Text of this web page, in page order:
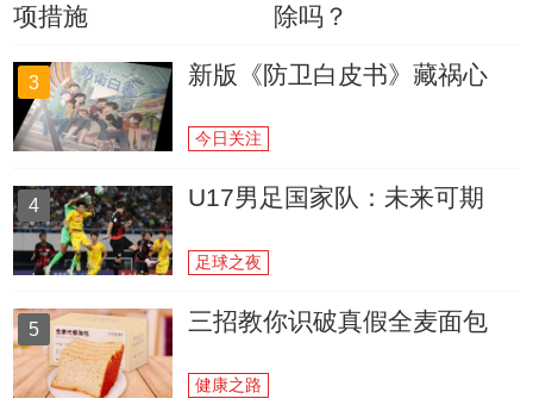
项措施
除吗？
3 新版《防卫白皮书》藏祸心
今日关注
4 U17男足国家队：未来可期
足球之夜
5 三招教你识破真假全麦面包
健康之路